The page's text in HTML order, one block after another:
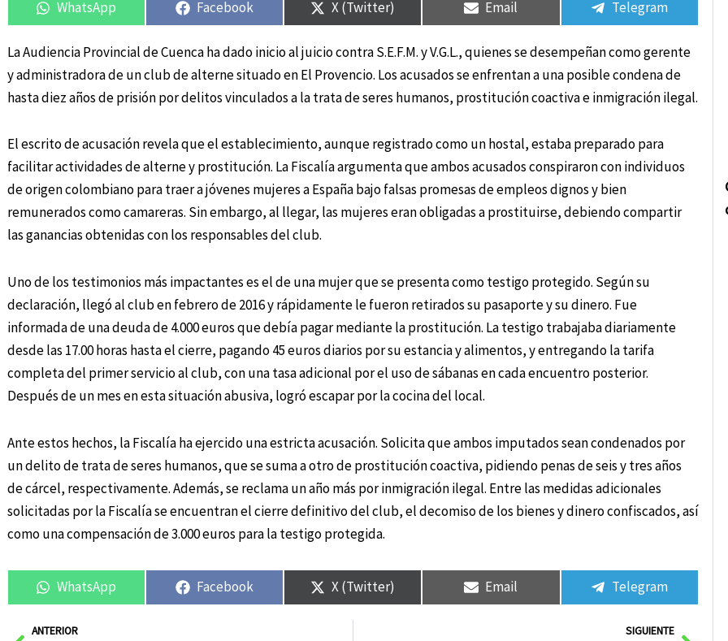
WhatsApp Facebook X (Twitter) Email Telegram
La Audiencia Provincial de Cuenca ha dado inicio al juicio contra S.E.F.M. y V.G.L., quienes se desempeñan como gerente
y administradora de un club de alterne situado en El Provencio. Los acusados se enfrentan a una posible condena de
hasta diez años de prisión por delitos vinculados a la trata de seres humanos, prostitución coactiva e inmigración ilegal.
El escrito de acusación revela que el establecimiento, aunque registrado como un hostal, estaba preparado para
facilitar actividades de alterne y prostitución. La Fiscalía argumenta que ambos acusados conspiraron con individuos
de origen colombiano para traer a jóvenes mujeres a España bajo falsas promesas de empleos dignos y bien
remunerados como camareras. Sin embargo, al llegar, las mujeres eran obligadas a prostituirse, debiendo compartir
las ganancias obtenidas con los responsables del club.
Uno de los testimonios más impactantes es el de una mujer que se presenta como testigo protegido. Según su
declaración, llegó al club en febrero de 2016 y rápidamente le fueron retirados su pasaporte y su dinero. Fue
informada de una deuda de 4.000 euros que debía pagar mediante la prostitución. La testigo trabajaba diariamente
desde las 17.00 horas hasta el cierre, pagando 45 euros diarios por su estancia y alimentos, y entregando la tarifa
completa del primer servicio al club, con una tasa adicional por el uso de sábanas en cada encuentro posterior.
Después de un mes en esta situación abusiva, logró escapar por la cocina del local.
Ante estos hechos, la Fiscalía ha ejercido una estricta acusación. Solicita que ambos imputados sean condenados por
un delito de trata de seres humanos, que se suma a otro de prostitución coactiva, pidiendo penas de seis y tres años
de cárcel, respectivamente. Además, se reclama un año más por inmigración ilegal. Entre las medidas adicionales
solicitadas por la Fiscalía se encuentran el cierre definitivo del club, el decomiso de los bienes y dinero confiscados, así
como una compensación de 3.000 euros para la testigo protegida.
WhatsApp Facebook X (Twitter) Email Telegram
AntANTERIOR SIGUIENTE